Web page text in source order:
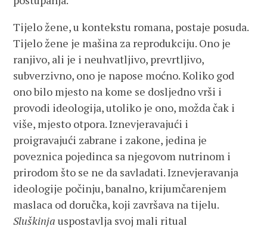
Tijelo žene, u kontekstu romana, postaje posuda.
Tijelo žene je mašina za reprodukciju. Ono je
ranjivo, ali je i neuhvatljivo, prevrtljivo,
subverzivno, ono je napose moćno. Koliko god
ono bilo mjesto na kome se dosljedno vrši i
provodi ideologija, utoliko je ono, možda čak i
više, mjesto otpora. Iznevjeravajući i
proigravajući zabrane i zakone, jedina je
poveznica pojedinca sa njegovom nutrinom i
prirodom što se ne da savladati. Iznevjeravanja
ideologije počinju, banalno, krijumčarenjem
maslaca od doručka, koji završava na tijelu.
Sluškinja uspostavlja svoj mali ritual